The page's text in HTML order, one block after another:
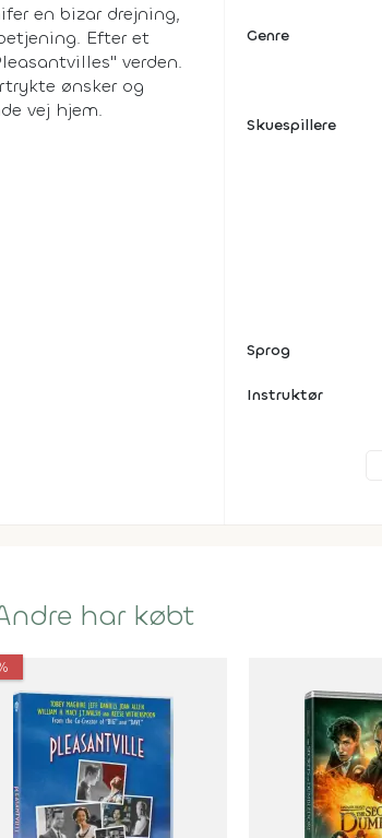
en bizar drejning,
Efter et
verden.
ønsker og
vej hjem.
Genre
Skuespillere
Sprog
Instruktør
har købt